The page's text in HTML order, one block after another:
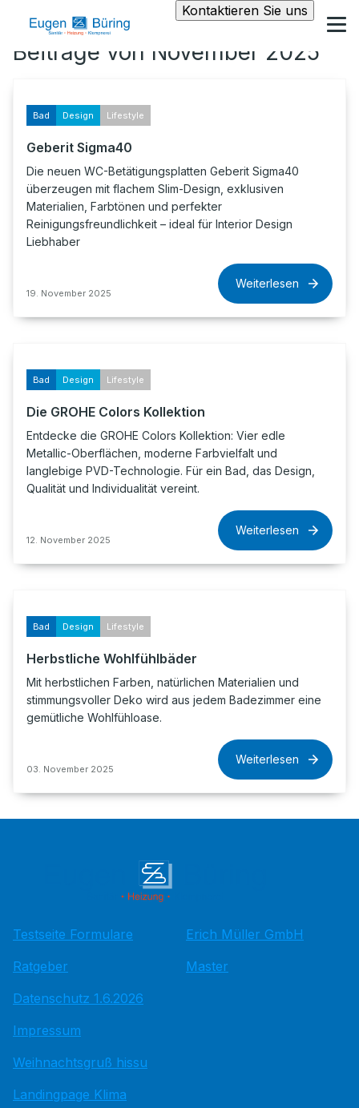
Kontaktieren Sie uns
Beiträge von November 2025
Bad Design Lifestyle
Geberit Sigma40
Die neuen WC-Betätigungsplatten Geberit Sigma40
überzeugen mit flachem Slim-Design, exklusiven
Materialien, Farbtönen und perfekter
Reinigungsfreundlichkeit – ideal für Interior Design
Liebhaber
19. November 2025
Weiterlesen
Bad Design Lifestyle
Die GROHE Colors Kollektion
Entdecke die GROHE Colors Kollektion: Vier edle
Metallic-Oberflächen, moderne Farbvielfalt und
langlebige PVD-Technologie. Für ein Bad, das Design,
Qualität und Individualität vereint.
12. November 2025
Weiterlesen
Bad Design Lifestyle
Herbstliche Wohlfühlbäder
Mit herbstlichen Farben, natürlichen Materialien und
stimmungsvoller Deko wird aus jedem Badezimmer eine
gemütliche Wohlfühloase.
03. November 2025
Weiterlesen
Testseite Formulare
Ratgeber
Datenschutz 1.6.2026
Impressum
Weihnachtsgruß hissu
Landingpage Klima
Erich Müller GmbH
Master